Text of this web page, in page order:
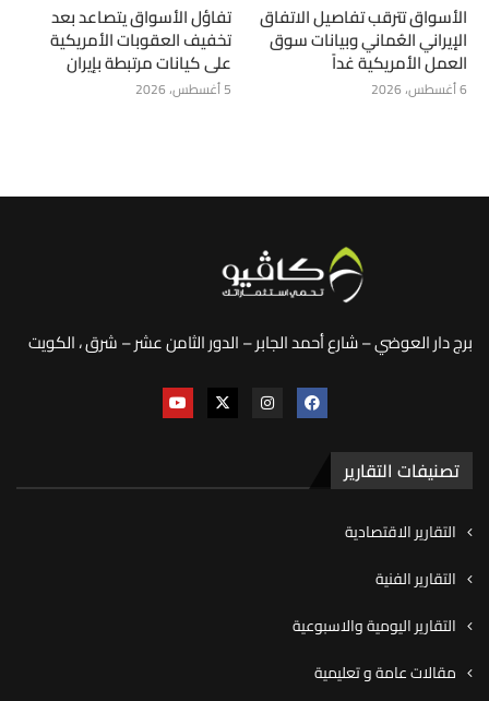
الأسواق تترقب تفاصيل الاتفاق
الإيراني العُماني وبيانات سوق
العمل الأمريكية غداً
6 أغسطس، 2026
تفاؤل الأسواق يتصاعد بعد
تخفيف العقوبات الأمريكية
على كيانات مرتبطة بإيران
5 أغسطس، 2026
برج دار العوضي – شارع أحمد الجابر – الدور الثامن عشر – شرق ، الكويت
تصنيفات التقارير
التقارير الاقتصادية
التقارير الفنية
التقارير اليومية والاسبوعية
مقالات عامة و تعليمية